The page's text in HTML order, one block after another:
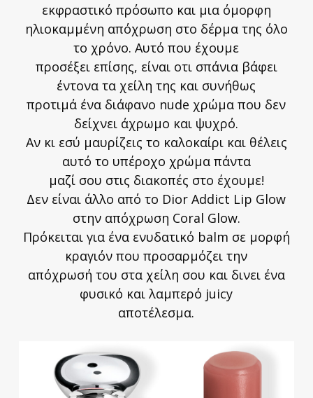
εκφραστικό πρόσωπο και μια όμορφη
ηλιοκαμμένη απόχρωση στο δέρμα της όλο
το χρόνο. Αυτό που έχουμε
προσέξει επίσης, είναι οτι σπάνια βάφει
έντονα τα χείλη της και συνήθως
προτιμά ένα διάφανο nude χρώμα που δεν
δείχνει άχρωμο και ψυχρό.
Αν κι εσύ μαυρίζεις το καλοκαίρι και θέλεις
αυτό το υπέροχο χρώμα πάντα
μαζί σου στις διακοπές στο έχουμε!
Δεν είναι άλλο από το Dior Addict Lip Glow
στην απόχρωση Coral Glow.
Πρόκειται για ένα ενυδατικό balm σε μορφή
κραγιόν που προσαρμόζει την
απόχρωσή του στα χείλη σου και δινει ένα
φυσικό και λαμπερό juicy
αποτέλεσμα.